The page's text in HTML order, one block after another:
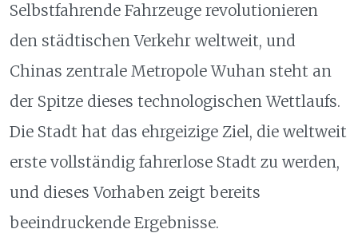
Selbstfahrende Fahrzeuge revolutionieren
den städtischen Verkehr weltweit, und
Chinas zentrale Metropole Wuhan steht an
der Spitze dieses technologischen Wettlaufs.
Die Stadt hat das ehrgeizige Ziel, die weltweit
erste vollständig fahrerlose Stadt zu werden,
und dieses Vorhaben zeigt bereits
beeindruckende Ergebnisse.